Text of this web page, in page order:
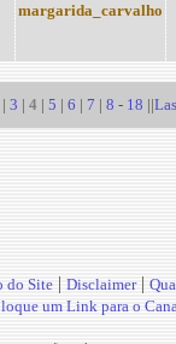
margarida_carvalho
| 3 | 4 | 5 | 6 | 7 | 8 - 18 ||
do Site | Disclaimer|
um Link para o